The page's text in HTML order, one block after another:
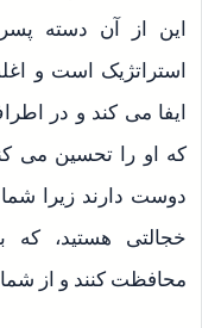
این از آن دسته
استراتژیک است و
ایفا می کند و در
که او را تحسین می
دوست دارند زیرا
خجالتی هستید،
محافظت کنند و از شما